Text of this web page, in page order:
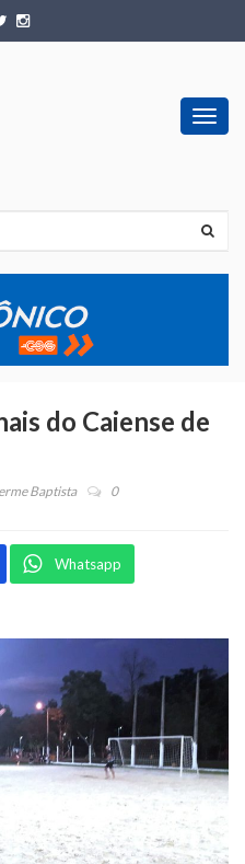
do Caiense de
Baptista 0
Whatsapp